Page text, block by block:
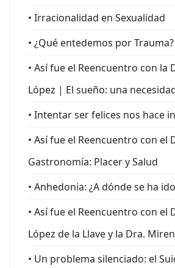
• Irracionalidad en Sexualidad
• ¿Qué entedemos por Trauma?
• Así fue el Reencuentro con la
López | El sueño: una
• Intentar ser felices nos hace
• Así fue el Reencuentro con el
Gastronomía: Placer y Salud
• Anhedonia: ¿A dónde se ha
• Así fue el Reencuentro con el
López de la Llave y la Dra.
• Un problema silenciado: el